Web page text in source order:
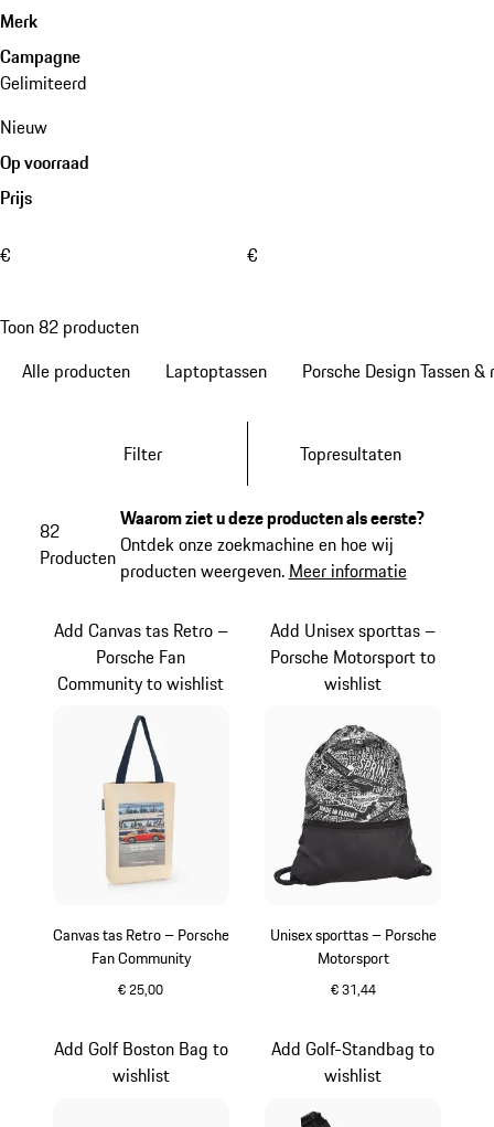
Merk
Campagne
Gelimiteerd
Nieuw
Op voorraad
Prijs
€ €
Toon 82 producten
Alle producten
Laptoptassen Porsche Design Tassen &
Filter Topresultaten
82
Producten
Waarom ziet u deze producten als eerste?
Ontdek onze zoekmachine en hoe wij
producten weergeven. Meer informatie
Canvas tas Retro – Porsche
Fan Community
€ 25,00
Add Canvas tas Retro –
Porsche Fan
Community to wishlist
Unisex sporttas – Porsche
Motorsport
€ 31,44
Add Unisex sporttas –
Porsche Motorsport to
wishlist
Add Golf Boston Bag to
wishlist
Add Golf-Standbag to
wishlist